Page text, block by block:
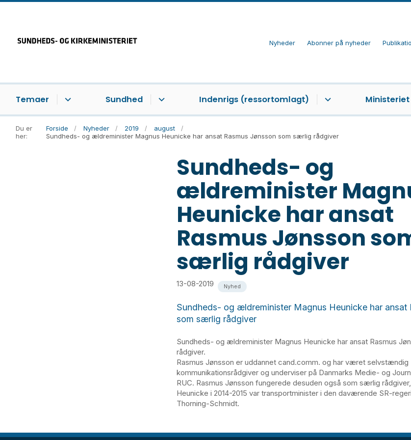
Nyheder Abonner på nyheder
Temaer Sundhed Indenrigs (ressortomlagt) Ministeriet
Du er
her:
Forside Nyheder 2019
august
Sundheds- og ældreminister Magnus Heunicke har ansat Rasmus Jønsson som særlig rådgiver
Sundheds- og
ældreminister
Heunicke har ansat
Rasmus Jønsson
særlig rådgiver
13-08-2019 Nyhed
Sundheds- og ældreminister Magnus Heunicke har ansat
som særlig rådgiver
Sundheds- og ældreminister Magnus Heunicke har ansat Rasmus
rådgiver.
Rasmus Jønsson er uddannet cand.comm. og har været selvstændig
kommunikationsrådgiver og underviser på Danmarks Medie- og
RUC. Rasmus Jønsson fungerede desuden også som særlig
Heunicke i 2014-2015 var transportminister i den daværende SR-
Thorning-Schmidt.